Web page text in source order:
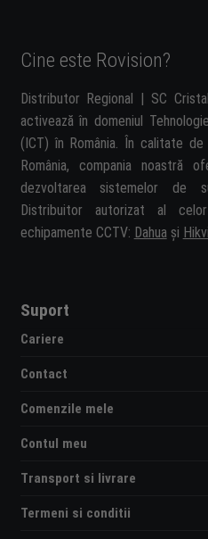
Cine este Rovision?
Distributor Regional | SC
activează în domeniul
(ICT) în România. În calitate
România, compania noastră
dezvoltarea sistemelor de
Distribuitor autorizat al
echipamente CCTV: Dahua și
Suport
Cariere
Contact
Comenzile mele
Contul meu
Transport si livrare
Termeni si conditii